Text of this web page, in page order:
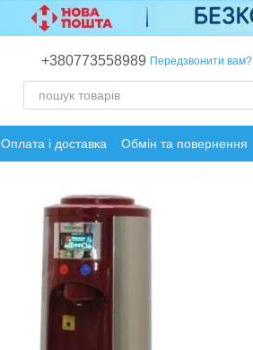
+380773558989 Передзвонити вам?
Оплата і доставка Обмін та повернення